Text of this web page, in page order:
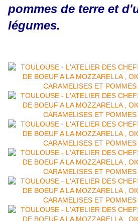
pommes de terre et
légumes.